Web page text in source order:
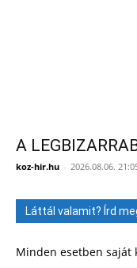
A
koz-hir.hu - 2026.08.06.
Láttál valamit? Írd
Minden esetben saját